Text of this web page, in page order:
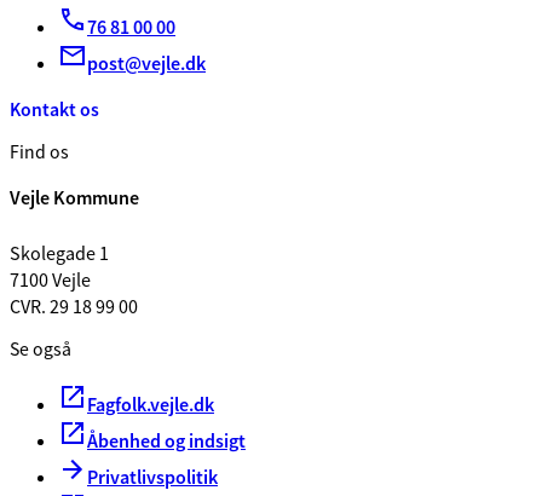
76 81 00 00
post@vejle.dk
Kontakt os
Find os
Vejle Kommune
Skolegade 1
7100 Vejle
CVR. 29 18 99 00
Se også
Fagfolk.vejle.dk
Åbenhed og indsigt
Privatlivspolitik